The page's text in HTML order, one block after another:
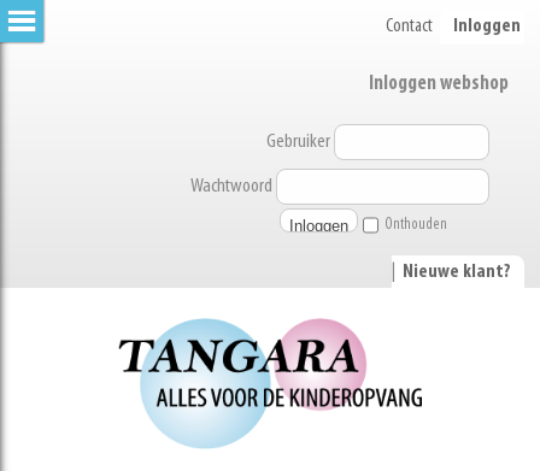
Contact Inloggen
Inloggen webshop
Gebruiker
Wachtwoord
Onthouden
Nieuwe klant?